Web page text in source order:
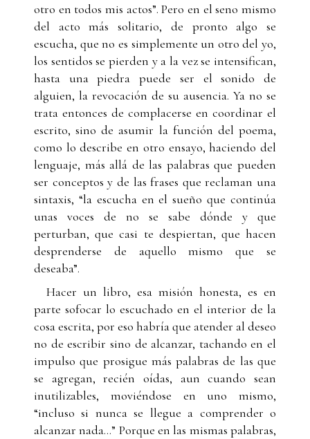
otro en todos mis actos”. Pero en el seno mismo
del acto más solitario, de pronto algo se
escucha, que no es simplemente un otro del yo,
los sentidos se pierden y a la vez se intensifican,
hasta una piedra puede ser el sonido de
alguien, la revocación de su ausencia. Ya no se
trata entonces de complacerse en coordinar el
escrito, sino de asumir la función del poema,
como lo describe en otro ensayo, haciendo del
lenguaje, más allá de las palabras que pueden
ser conceptos y de las frases que reclaman una
sintaxis, “la escucha en el sueño que continúa
unas voces de no se sabe dónde y que
perturban, que casi te despiertan, que hacen
desprenderse de aquello mismo que se
deseaba”.
Hacer un libro, esa misión honesta, es en
parte sofocar lo escuchado en el interior de la
cosa escrita, por eso habría que atender al deseo
no de escribir sino de alcanzar, tachando en el
impulso que prosigue más palabras de las que
se agregan, recién oídas, aun cuando sean
inutilizables, moviéndose en uno mismo,
“incluso si nunca se llegue a comprender o
alcanzar nada...” Porque en las mismas palabras,